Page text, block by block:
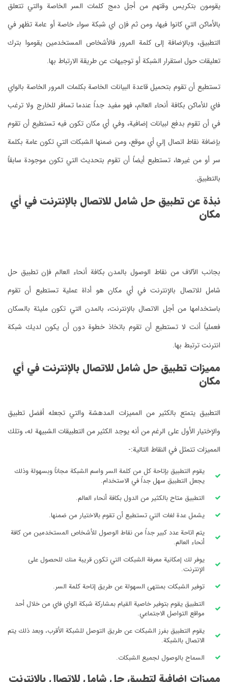
يقومون بتكريس وقتهم من أجل دمج كلمات السر الخاصة والتي تتعلق
بالأماكن التي كانوا فيها، ومن ثم فإن اي شبكة سواء خاصة أو عامة تظهر في
التطبيق، وبالإضافة إلى كلمة المرور فالأشخاص المستخدمين يقوموا بترك
تعليقات حول استقرار الشبكة أو توجيهات عن طريقة الارتباط بها.
تستطيع أن تقوم بتحميل قاعدة البيانات الخاصة بكلمات المرور الخاصة بالواي
فاي للأماكن بكافة أنحاء العالم، فهو مفيد جداً عندما تسافر للخارج ولا ترغب
في أن تقوم بدفع لبيانات إضافية، وفي أي مكان تكون فيه تستطيع أن تقوم
بإضافة نقاط اتصال إلي أي موقع، ومن ضمنها الشبكات التي تكون عامة بكلمة
سر أو من غيرها، تستطيع أيضاً أن تقوم بتحديث التي تكون موجودة سابقاً
بالتطبيق.
نبذة عن تطبيق حل شامل للاتصال بالإنترنت في أي
مكان
بجانب الآلاف من نقاط الوصول بالمدن بكافة أنحاء العالم فإن تطبيق حل
شامل للاتصال بالإنترنت في أي مكان هو أداة عملية تستطيع أن تقوم
باستخدامها من أجل الاتصال بالإنترنت، بالمدن التي تكون مليئة بالسكان
فعملياً أنت لا تستطيع أن تقوم باتخاذ خطوة دون أن يكون لديك شبكة
انترنت ترتبط بها.
مميزات تطبيق حل شامل للاتصال بالإنترنت في أي
مكان
التطبيق يتمتع بالكثير من المميزات المدهشة والتي تجعله أفضل تطبيق
والإختيار الأول على الرغم من أنه يوجد الكثير من التطبيقات الشبيهة له، وتلك
المميزات تتمثل في النقاط التالية:-
يقوم التطبيق بإتاحة كل من كلمة السر واسم الشبكة مجاناً وبسهولة وذلك
يجعل التطبيق سهل جداً في الاستخدام.
التطبيق متاح بالكثير من الدول بكافة أنحاء العالم.
يشمل عدة لغات التي تستطيع أن تقوم بالاختيار من ضمنها.
يتم اتاحة عدد كبير جداً من نقاط الوصول للأشخاص المستخدمين من كافة
أنحاء العالم.
يوفر لك إمكانية معرفة الشبكات التي تكون قريبة منك للحصول على
الإنترنت.
توفير الشبكات بمنتهى السهولة عن طريق إتاحة كلمة السر.
التطبيق يقوم بتوفير خاصية القيام بمشاركة شبكة الواي فاي من خلال أحد
مواقع التواصل الاجتماعي.
يقوم التطبيق بفرز الشبكات عن طريق التوصل للشبكة الأقرب، وبعد ذلك يتم
الاتصال بالشبكة.
السماح بالوصول لجميع الشبكات.
مميزات إضافية لتطبيق حل شامل للاتصال بالإنترنت